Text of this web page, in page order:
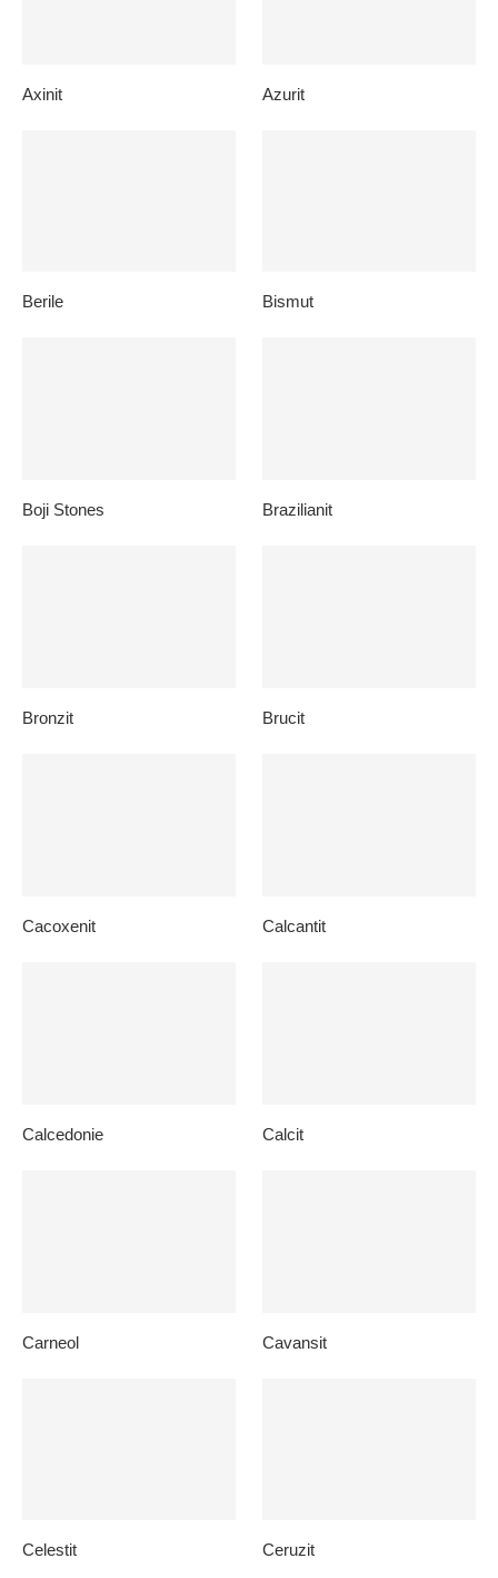
Axinit Azurit
Berile Bismut
Boji Stones Brazilianit
Bronzit Brucit
Cacoxenit Calcantit
Calcedonie Calcit
Carneol Cavansit
Celestit Ceruzit